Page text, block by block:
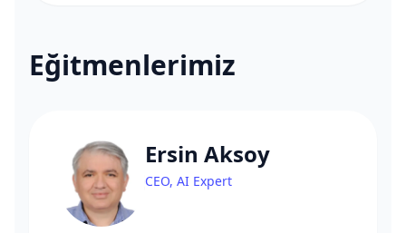
Eğitmenlerimiz
Ersin Aksoy
CEO, AI Expert